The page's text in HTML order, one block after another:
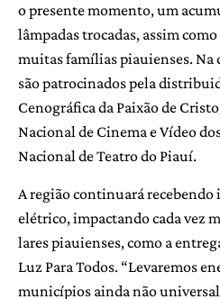
o presente momento, um
lâmpadas trocadas, assim
muitas famílias piauienses. Na
são patrocinados pela
Cenográfica da Paixão de
Nacional de Cinema e Vídeo
Nacional de Teatro do Piauí.
A região continuará
elétrico, impactando cada vez
lares piauienses, como a
Luz Para Todos. “Levaremos
municípios ainda não